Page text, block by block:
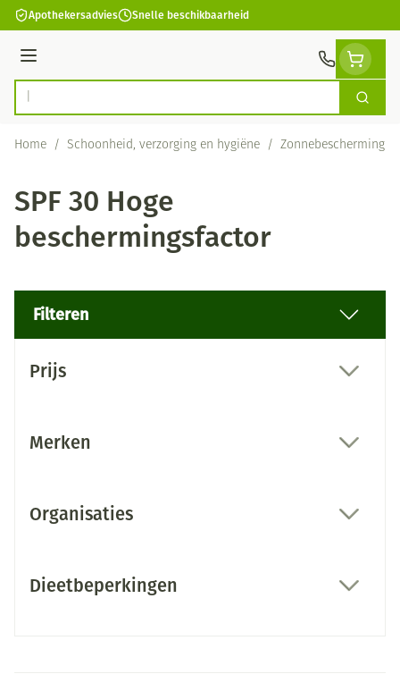
Ga naar de inhoud
Apothekersadvies Snelle beschikbaarheid
Menu
Product, merk, categorie... Zoek
Home / Schoonheid, verzorging en hygiëne / Zonnebescherming
SPF 30 Hoge
beschermingsfactor
Filteren
Prijs
Merken
Organisaties
Dieetbeperkingen